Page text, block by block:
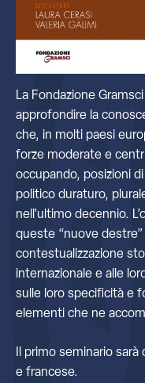
La Fondazione
approfondire la
che, in molti paesi
forze moderate e
occupando, posizioni
politico duraturo,
nell’ultimo decennio.
queste “nuove
contestualizzazione
internazionale e alle
sulle loro specificità e
elementi che ne
Il primo seminario sarà
e francese.